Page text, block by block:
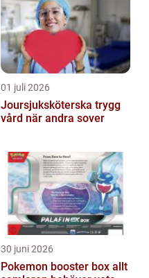
01 juli 2026
Joursjuksköterska trygg
vård när andra sover
30 juni 2026
Pokemon booster box allt